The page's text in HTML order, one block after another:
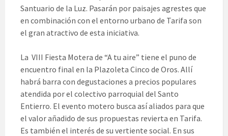
Santuario de la Luz. Pasarán por paisajes agrestes que
en combinación con el entorno urbano de Tarifa son
el gran atractivo de esta iniciativa.
La VIII Fiesta Motera de “A tu aire” tiene el puno de
encuentro final en la Plazoleta Cinco de Oros. Allí
habrá barra con degustaciones a precios populares
atendida por el colectivo parroquial del Santo
Entierro. El evento motero busca así aliados para que
el valor añadido de sus propuestas revierta en Tarifa.
Es también el interés de su vertiente social. En sus